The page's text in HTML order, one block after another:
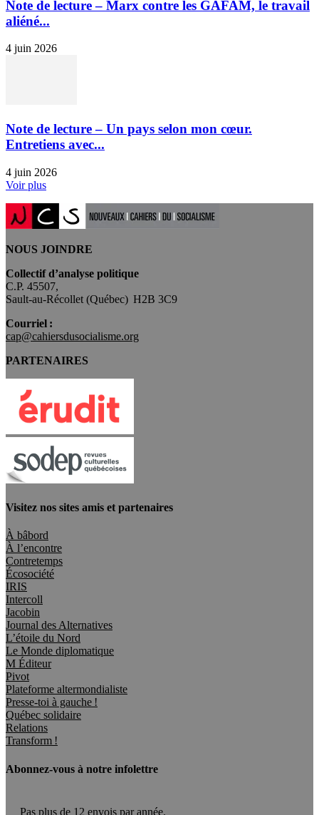
Note de lecture – Marx contre les GAFAM, le travail
aliéné...
4 juin 2026
Note de lecture – Un pays selon mon cœur.
Entretiens avec...
4 juin 2026
Voir plus
NOUS JOINDRE
Collectif d’analyse politique
C.P. 45507,
Sault-au-Récollet (Québec) H2B 3C9
Courriel :
cap@cahiersdusocialisme.org
PARTENAIRES
Visitez nos sites amis et partenaires
À bâbord
À l’encontre
Contretemps
Écosociété
IRIS
Intercoll
Jacobin
Journal des Alternatives
L’étoile du Nord
Le Monde diplomatique
M Éditeur
Pivot
Plateforme altermondialiste
Presse-toi à gauche !
Québec solidaire
Relations
Transform !
Abonnez-vous à notre infolettre
Pas plus de 12 envois par année.